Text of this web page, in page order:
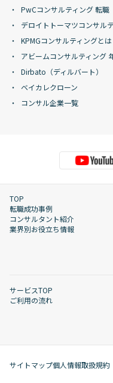
PwCコンサルティング 転職
デロイトトーマツコンサル
KPMGコンサルティングとは
アビームコンサルティング
Dirbato（ディルバート）
ベイカレクローン
コンサル企業一覧
TOP
転職成功事例
コンサルタント紹介
業界別お役立ち情報
サービスTOP
ご利用の流れ
サイトマップ個人情報取扱規約